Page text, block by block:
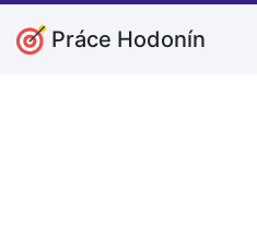
Práce Hodonín